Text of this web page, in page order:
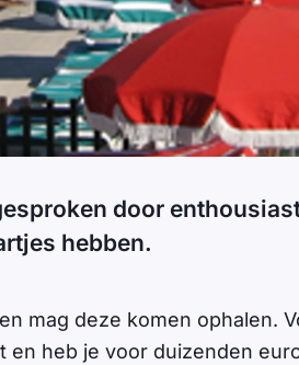
door
hebben.
mag deze komen ophalen.
en heb je voor duizenden